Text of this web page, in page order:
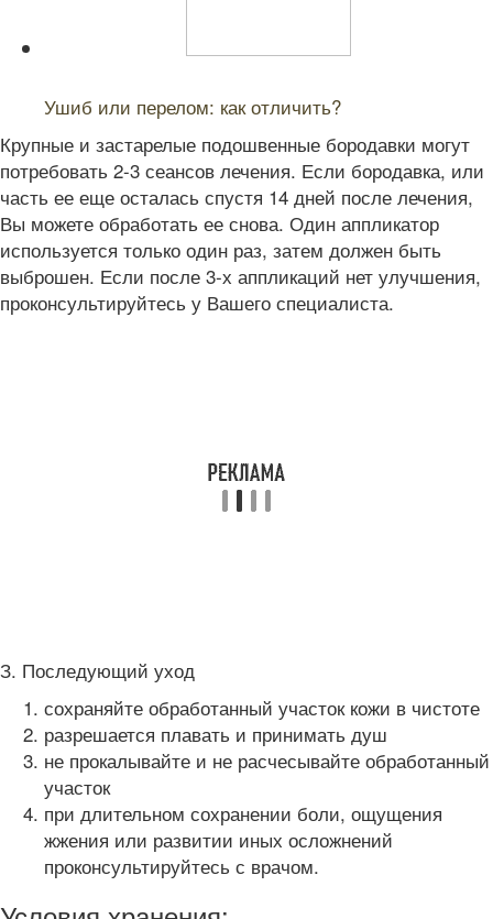
Ушиб или перелом: как отличить?
Крупные и застарелые подошвенные бородавки могут
потребовать 2-3 сеансов лечения. Если бородавка, или
часть ее еще осталась спустя 14 дней после лечения,
Вы можете обработать ее снова. Один аппликатор
используется только один раз, затем должен быть
выброшен. Если после 3-х аппликаций нет улучшения,
проконсультируйтесь у Вашего специалиста.
З. Последующий уход
сохраняйте обработанный участок кожи в чистоте
разрешается плавать и принимать душ
не прокалывайте и не расчесывайте обработанный
участок
при длительном сохранении боли, ощущения
жжения или развитии иных осложнений
проконсультируйтесь с врачом.